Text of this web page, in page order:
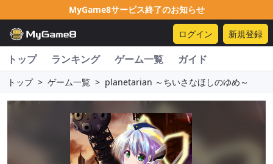
MyGame8サービス終了のお知らせ
ログイン 新規登録
トップ ランキング ゲーム一覧 ガイド
トップ > ゲーム一覧 > planetarian ～ちいさなほしのゆめ～